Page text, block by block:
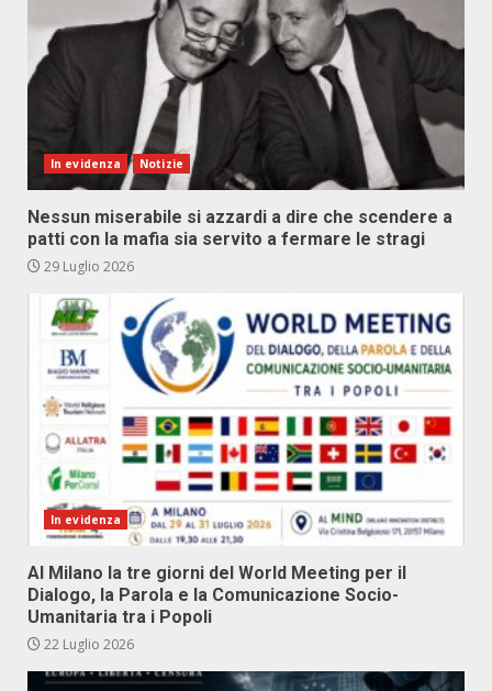
In evidenza Notizie
Nessun miserabile si azzardi a dire che scendere a
patti con la mafia sia servito a fermare le stragi
29 Luglio 2026
In evidenza
Al Milano la tre giorni del World Meeting per il
Dialogo, la Parola e la Comunicazione Socio-
Umanitaria tra i Popoli
22 Luglio 2026